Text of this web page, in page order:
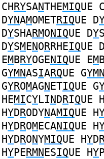
CHRYSANTHEMIQUE
DYNAMOMETRIQUE D
DYSHARMONIQUE DY
DYSMENORRHEIQUE D
EMBRYOGENIQUE EMB
GYMNASIARQUE GYMN
GYROMAGNETIQUE G
HEMICYLINDRIQUE
HYDRODYNAMIQUE H
HYDROMECANIQUE H
HYDRONYMIQUE HYD
HYPERMNESIQUE HY